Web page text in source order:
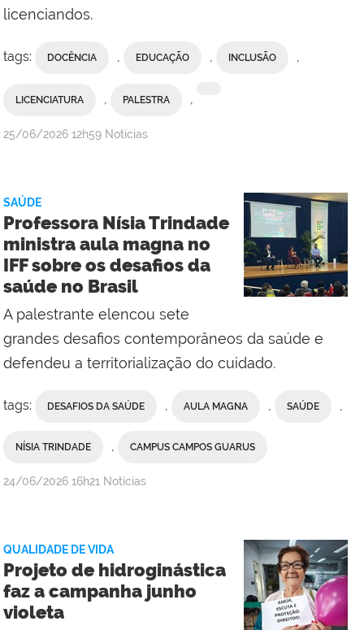
licenciandos.
tags: DOCÊNCIA , EDUCAÇÃO , INCLUSÃO ,
LICENCIATURA , PALESTRA ,
por
do
Campus
Campos
Centro
publicado
25/06/2026 12h59 Notícias
SAÚDE
Professora Nísia Trindade
ministra aula magna no
IFF sobre os desafios da
saúde no Brasil
A palestrante elencou sete
grandes desafios contemporâneos da saúde e
defendeu a territorialização do cuidado.
tags: DESAFIOS DA SAÚDE , AULA MAGNA , SAÚDE ,
NÍSIA TRINDADE , CAMPUS CAMPOS GUARUS
por
publicado
24/06/2026 16h21 Notícias
QUALIDADE DE VIDA
Projeto de hidroginástica
faz a campanha junho
violeta